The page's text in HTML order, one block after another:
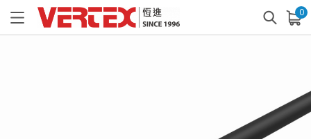
0
已加入購物車 查看